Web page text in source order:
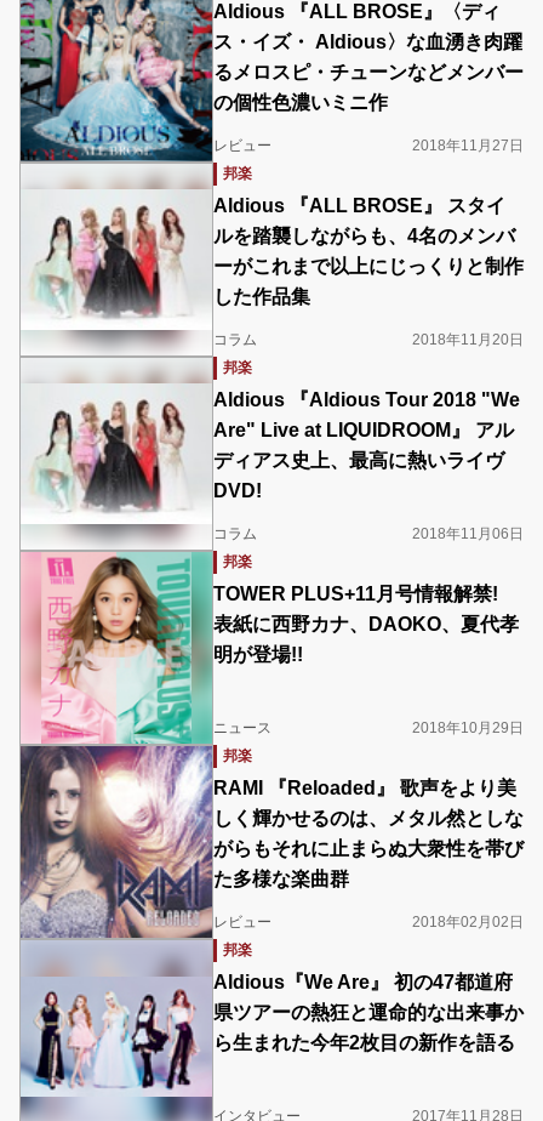
Aldious 『ALL BROSE』〈ディ
ス・イズ・ Aldious〉な血湧き肉躍
るメロスピ・チューンなどメンバー
の個性色濃いミニ作
レビュー
2018年11月27日
邦楽
Aldious 『ALL BROSE』 スタイ
ルを踏襲しながらも、4名のメンバ
ーがこれまで以上にじっくりと制作
した作品集
コラム
2018年11月20日
邦楽
Aldious 『Aldious Tour 2018 "We
Are" Live at LIQUIDROOM』 アル
ディアス史上、最高に熱いライヴ
DVD!
コラム
2018年11月06日
邦楽
TOWER PLUS+11月号情報解禁!
表紙に西野カナ、DAOKO、夏代孝
明が登場!!
ニュース
2018年10月29日
邦楽
RAMI 『Reloaded』 歌声をより美
しく輝かせるのは、メタル然としな
がらもそれに止まらぬ大衆性を帯び
た多様な楽曲群
レビュー
2018年02月02日
邦楽
Aldious『We Are』 初の47都道府
県ツアーの熱狂と運命的な出来事か
ら生まれた今年2枚目の新作を語る
インタビュー 2017年11月28日